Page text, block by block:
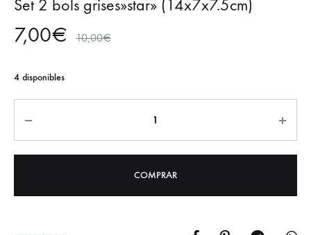
Set 2 bols grises»star» (14x7x7.5cm)
7,00€ 10,00€
4 disponibles
COMPRAR